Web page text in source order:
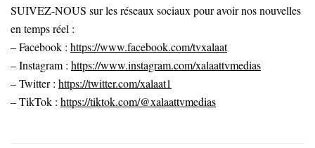
SUIVEZ-NOUS sur les réseaux sociaux pour avoir nos nouvelles
en temps réel :
– Facebook : https://www.facebook.com/tvxalaat
– Instagram : https://www.instagram.com/xalaattvmedias
– Twitter : https://twitter.com/xalaat1
– TikTok : https://tiktok.com/@xalaattvmedias